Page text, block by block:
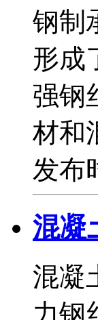
钢制
形成
强钢
材和
发布
混凝
混凝
力钢